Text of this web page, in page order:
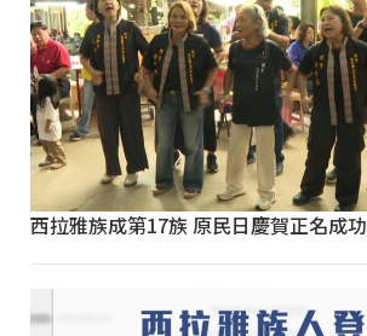
西拉雅族成第17族 原民日慶賀正名成功